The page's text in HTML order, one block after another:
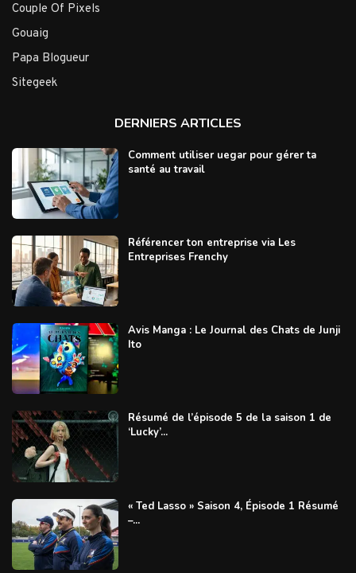
Couple Of Pixels
Gouaig
Papa Blogueur
Sitegeek
DERNIERS ARTICLES
Comment utiliser uegar pour gérer ta
santé au travail
Référencer ton entreprise via Les
Entreprises Frenchy
Avis Manga : Le Journal des Chats de Junji
Ito
Résumé de l’épisode 5 de la saison 1 de
‘Lucky’...
« Ted Lasso » Saison 4, Épisode 1 Résumé
–...